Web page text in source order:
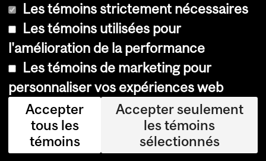
© Université McGill, 2026
Accessibilité
Avis sur les témoins
Paramètres des témoins
Se connecter
Les témoins strictement nécessaires
Les témoins utilisées pour
l'amélioration de la performance
Les témoins de marketing pour
personnaliser vos expériences web
Accepter
tous les
témoins
Accepter seulement
les témoins
sélectionnés